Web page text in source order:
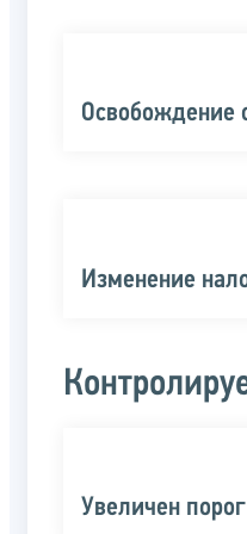
Освобождение
Изменение
Увеличен